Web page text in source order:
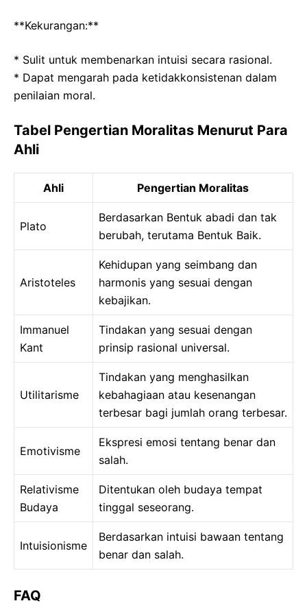
**Kekurangan:**
* Sulit untuk membenarkan intuisi secara rasional.
* Dapat mengarah pada ketidakkonsistenan dalam
penilaian moral.
Tabel Pengertian Moralitas Menurut Para
Ahli
Ahli Pengertian Moralitas
Plato
Berdasarkan Bentuk abadi dan tak
berubah, terutama Bentuk Baik.
Aristoteles
Kehidupan yang seimbang dan
harmonis yang sesuai dengan
kebajikan.
Immanuel
Kant
Tindakan yang sesuai dengan
prinsip rasional universal.
Utilitarisme
Tindakan yang menghasilkan
kebahagiaan atau kesenangan
terbesar bagi jumlah orang terbesar.
Emotivisme
Ekspresi emosi tentang benar dan
salah.
Relativisme
Budaya
Ditentukan oleh budaya tempat
tinggal seseorang.
Intuisionisme
Berdasarkan intuisi bawaan tentang
benar dan salah.
FAQ